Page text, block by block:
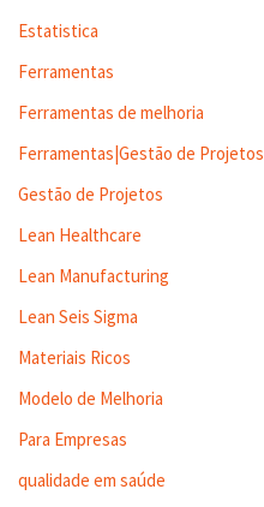
Estatistica
Ferramentas
Ferramentas de melhoria
Ferramentas|Gestão de Projetos
Gestão de Projetos
Lean Healthcare
Lean Manufacturing
Lean Seis Sigma
Materiais Ricos
Modelo de Melhoria
Para Empresas
qualidade em saúde